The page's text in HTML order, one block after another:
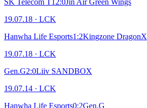
19.07.18 · LCK
Hanwha Life Esports1 :2Kingzone DragonX
19.07.18 · LCK
Gen.G2:0Liiv SANDBOX
19.07.14 · LCK
Hanwha Life Esports0:2Gen.G